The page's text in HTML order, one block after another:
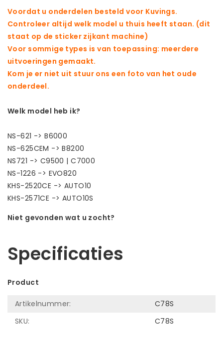
Voordat u onderdelen besteld voor Kuvings.
Controleer altijd welk model u thuis heeft staan. (dit
staat op de sticker zijkant machine)
Voor sommige types is van toepassing: meerdere
uitvoeringen gemaakt.
Kom je er niet uit stuur ons een foto van het oude
onderdeel.
Welk model heb ik?
NS-621 -> B6000
NS-625CEM -> B8200
NS721 -> C9500 | C7000
NS-1226 -> EVO820
KHS-2520CE -> AUTO10
KHS-2571CE -> AUTO10S
Niet gevonden wat u zocht?
Specificaties
Product
Artikelnummer:
C78S
SKU:
C78S